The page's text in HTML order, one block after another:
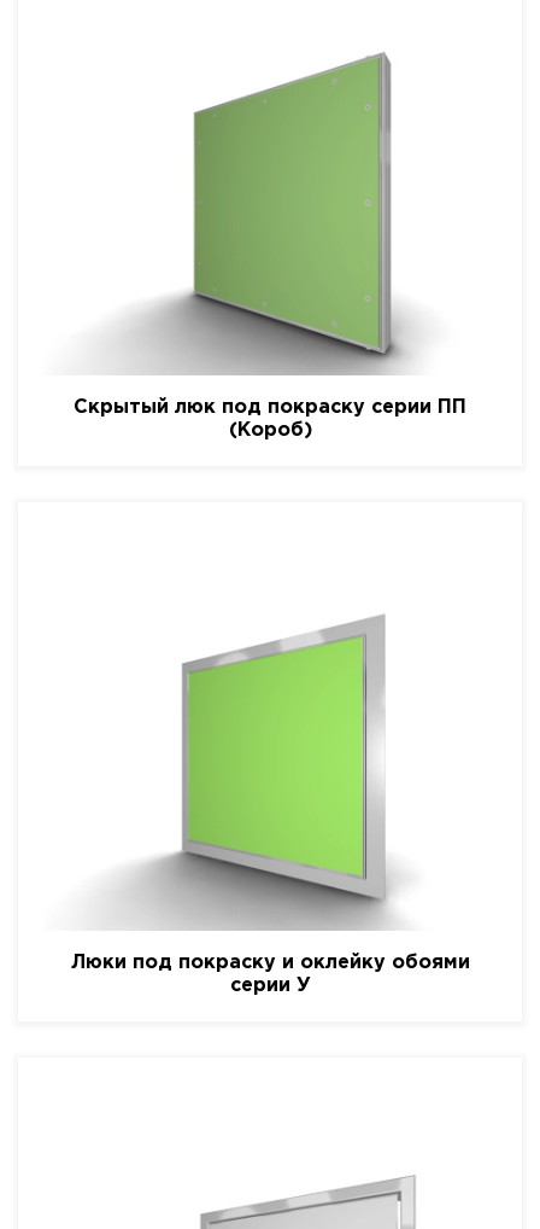
Скрытый люк под покраску серии ПП
(Короб)
Люки под покраску и оклейку обоями
серии У